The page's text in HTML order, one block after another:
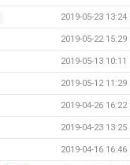
2019-05-23 13:24
2019-05-22 15:29
2019-05-13 10:11
2019-05-12 11:29
2019-04-26 16:22
2019-04-23 13:25
2019-04-16 16:46